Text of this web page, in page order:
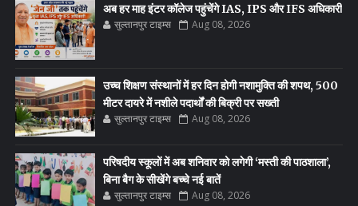
अब हर माह इंटर कॉलेज पहुंचेंगे IAS, IPS और IFS अधिकारी
सुल्तानपुर टाइम्स Aug 08, 2026
उच्च शिक्षण संस्थानों में हर दिन होगी नशामुक्ति की शपथ, 500
मीटर दायरे में नशीले पदार्थों की बिक्री पर सख्ती
सुल्तानपुर टाइम्स Aug 08, 2026
परिषदीय स्कूलों में अब शनिवार को लगेगी ‘मस्ती की पाठशाला’,
बिना बैग के सीखेंगे बच्चे नई बातें
सुल्तानपुर टाइम्स Aug 08, 2026